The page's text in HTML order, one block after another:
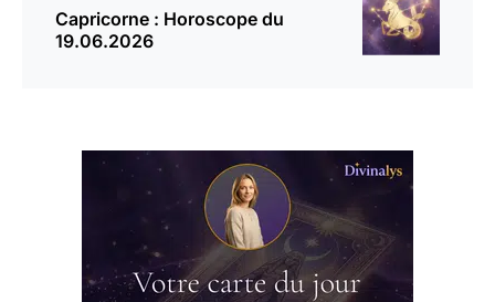
Capricorne : Horoscope du
19.06.2026